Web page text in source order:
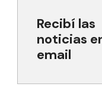
Recibí las
noticias
email